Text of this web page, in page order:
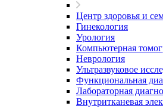
Центр здоровья и
Гинекология
Урология
Компьютерная
Неврология
Ультразвуковое
Функциональная
Лабораторная
Внутритканевая